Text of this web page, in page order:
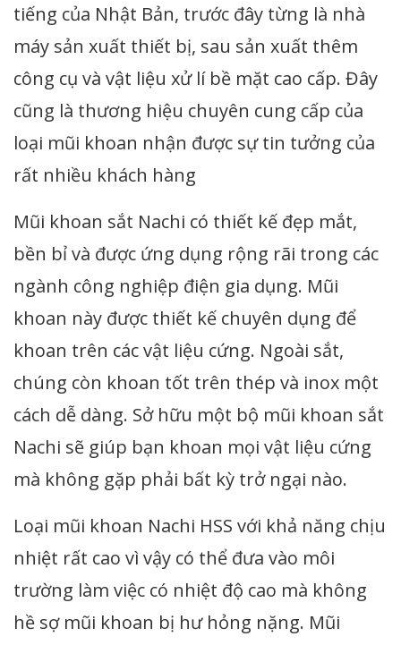
tiếng của Nhật Bản, trước đây từng là nhà
máy sản xuất thiết bị, sau sản xuất thêm
công cụ và vật liệu xử lí bề mặt cao cấp. Đây
cũng là thương hiệu chuyên cung cấp của
loại mũi khoan nhận được sự tin tưởng của
rất nhiều khách hàng
Mũi khoan sắt Nachi có thiết kế đẹp mắt,
bền bỉ và được ứng dụng rộng rãi trong các
ngành công nghiệp điện gia dụng. Mũi
khoan này được thiết kế chuyên dụng để
khoan trên các vật liệu cứng. Ngoài sắt,
chúng còn khoan tốt trên thép và inox một
cách dễ dàng. Sở hữu một bộ mũi khoan sắt
Nachi sẽ giúp bạn khoan mọi vật liệu cứng
mà không gặp phải bất kỳ trở ngại nào.
Loại mũi khoan Nachi HSS với khả năng chịu
nhiệt rất cao vì vậy có thể đưa vào môi
trường làm việc có nhiệt độ cao mà không
hề sợ mũi khoan bị hư hỏng nặng. Mũi